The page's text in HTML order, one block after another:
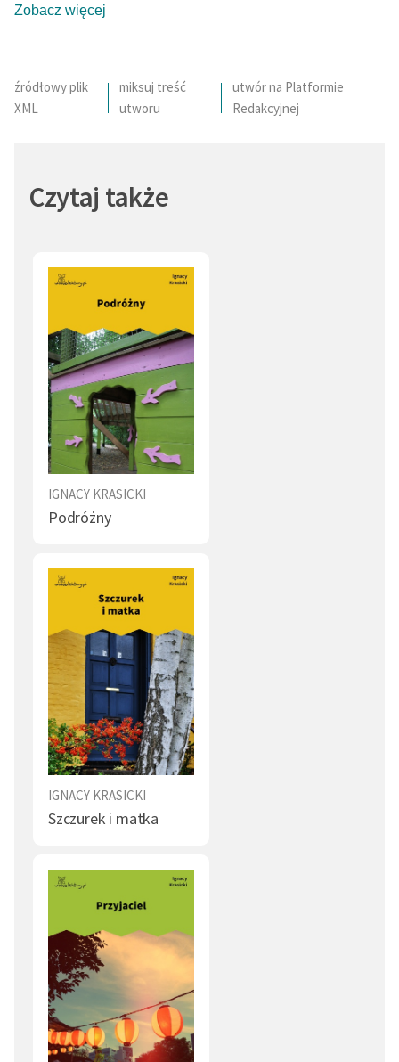
Zobacz więcej
źródłowy plik
XML
miksuj treść
utworu
utwór na Platformie
Redakcyjnej
Czytaj także
IGNACY KRASICKI
Podróżny
IGNACY KRASICKI
Szczurek i matka